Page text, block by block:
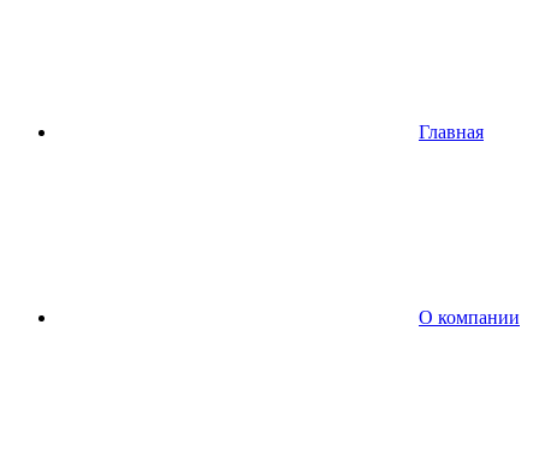
Главная
О компании